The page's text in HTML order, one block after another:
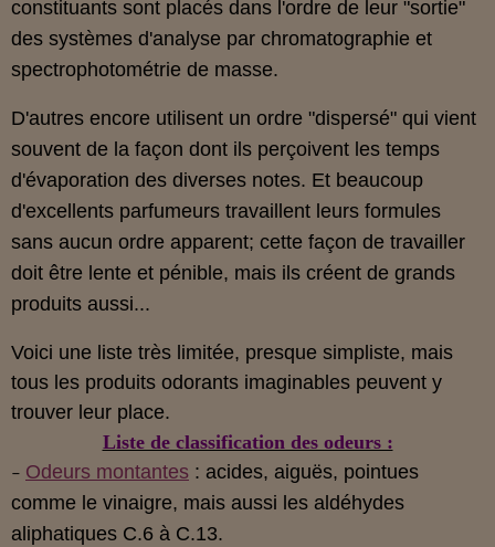
constituants sont placés dans l'ordre de leur "sortie"
des systèmes d'analyse par chromatographie et
spectrophotométrie de masse.
D'autres encore utilisent un ordre "dispersé" qui vient
souvent de la façon dont ils perçoivent les temps
d'évaporation des diverses notes. Et beaucoup
d'excellents parfumeurs travaillent leurs formules
sans aucun ordre apparent; cette façon de travailler
doit être lente et pénible, mais ils créent de grands
produits aussi...
Voici une liste très limitée, presque simpliste, mais
tous les produits odorants imaginables peuvent y
trouver leur place.
Liste de classification des odeurs :
- Odeurs montantes : acides, aiguës, pointues
comme le vinaigre, mais aussi les aldéhydes
aliphatiques C.6 à C.13.